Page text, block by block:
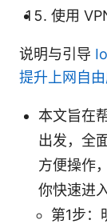
使用
说明与引导
提升上网自
本文旨在
出发，全
方便操作
你快速进
第1步：